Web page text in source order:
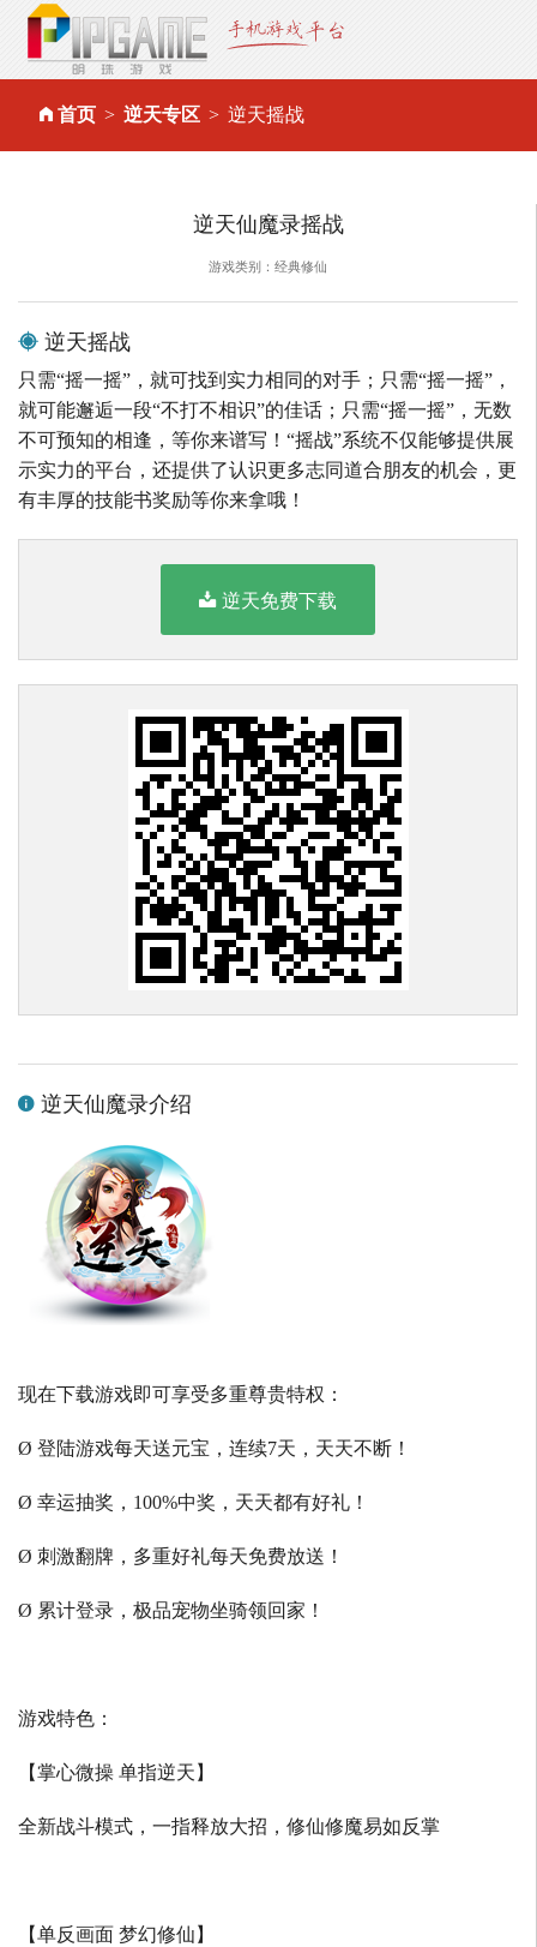
首页 逆天专区 逆天摇战
逆天仙魔录摇战
游戏类别：经典修仙
逆天摇战
只需“摇一摇”，就可找到实力相同的对手；只需“摇一摇”，
就可能邂逅一段“不打不相识”的佳话；只需“摇一摇”，无数
不可预知的相逢，等你来谱写！“摇战”系统不仅能够提供展
示实力的平台，还提供了认识更多志同道合朋友的机会，更
有丰厚的技能书奖励等你来拿哦！
逆天免费下载
逆天仙魔录介绍
现在下载游戏即可享受多重尊贵特权：
Ø 登陆游戏每天送元宝，连续7天，天天不断！
Ø 幸运抽奖，100%中奖，天天都有好礼！
Ø 刺激翻牌，多重好礼每天免费放送！
Ø 累计登录，极品宠物坐骑领回家！
游戏特色：
【掌心微操 单指逆天】
全新战斗模式，一指释放大招，修仙修魔易如反掌
【单反画面 梦幻修仙】